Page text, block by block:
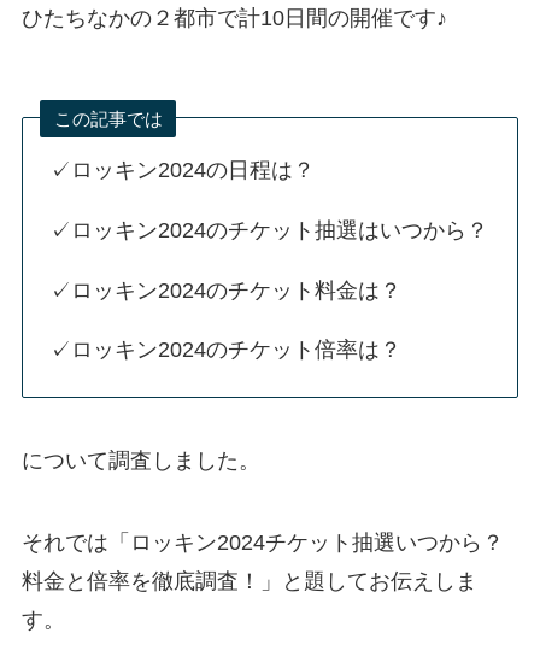
ひたちなかの２都市で計10日間の開催です♪
この記事では
✓ロッキン2024の日程は？
✓ロッキン2024のチケット抽選はいつから？
✓ロッキン2024のチケット料金は？
✓ロッキン2024のチケット倍率は？
について調査しました。
それでは「ロッキン2024チケット抽選いつから？
料金と倍率を徹底調査！」と題してお伝えしま
す。